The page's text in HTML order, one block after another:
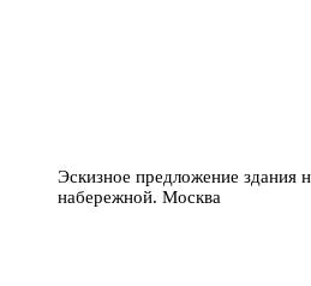
Эскизное предложение
набережной. Москва